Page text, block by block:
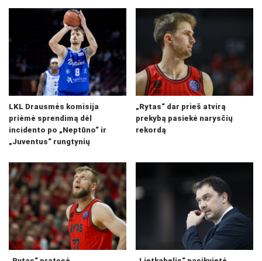
LKL Drausmės komisija
priėmė sprendimą dėl
incidento po „Neptūno“ ir
„Juventus“ rungtynių
„Rytas“ dar prieš atvirą
prekybą pasiekė narysčių
rekordą